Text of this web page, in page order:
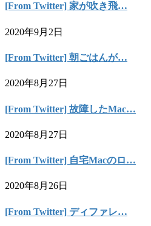
[From Twitter] 家が吹き飛…
2020年9月2日
[From Twitter] 朝ごはんが…
2020年8月27日
[From Twitter] 故障したMac…
2020年8月27日
[From Twitter] 自宅Macのロ…
2020年8月26日
[From Twitter] ディファレ…